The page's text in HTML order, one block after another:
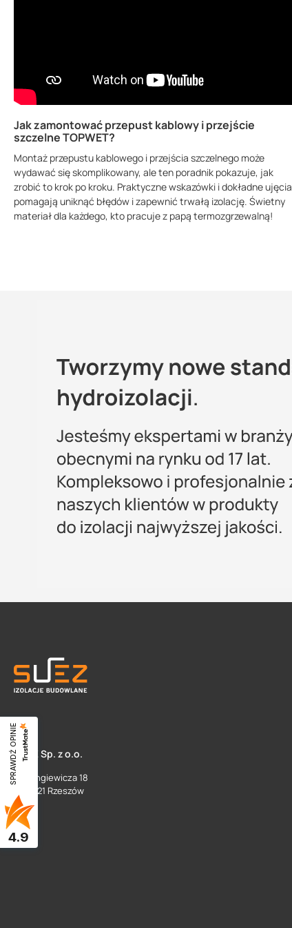
Jak zamontować przepust kablowy i przejście
szczelne TOPWET?
Montaż przepustu kablowego i przejścia szczelnego może
wydawać się skomplikowany, ale ten poradnik pokazuje, jak
zrobić to krok po kroku. Praktyczne wskazówki i dokładne ujęcia
pomagają uniknąć błędów i zapewnić trwałą izolację. Świetny
materiał dla każdego, kto pracuje z papą termozgrzewalną!
SUEZ Sp. z o.o.
ul. Langiewicza 18
35 - 021 Rzeszów
SPRAWDŹ OPINIE
4.9